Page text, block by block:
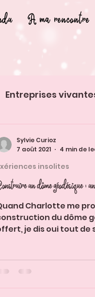
A ma rencontre
Entreprises
Charlotte me
du dôme
je dis oui tout de
insolites
Sylvie Curioz
7 août 2021
4 min de